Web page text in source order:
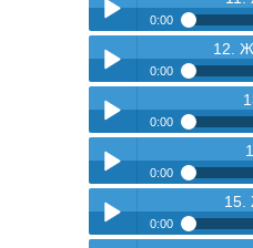
pause
pause
pause
Play /
pause
Play /
pause
0:00
11. Женсовет -
Play /
12.
0:00
12. Женсовет -
Play /
0:00
13. Женсовет - Две
Play /
0:00
14. Кулешова - Без15.
0:00